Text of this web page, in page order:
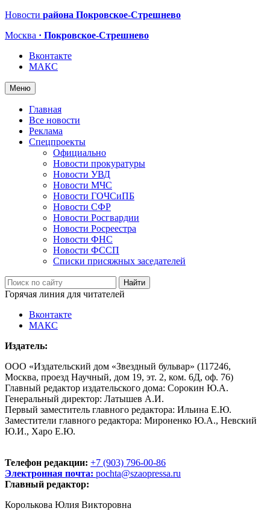
Новости района Покровское-Стрешнево
Москва · Покровское-Стрешнево
Вконтакте
МАКС
Меню
Главная
Все новости
Реклама
Спецпроекты
Официально
Новости прокуратуры
Новости УВД
Новости МЧС
Новости ГОЧСиПБ
Новости СФР
Новости Росгвардии
Новости Росреестра
Новости ФНС
Новости ФССП
Списки присяжных заседателей
Горячая линия для читателей
Вконтакте
МАКС
Издатель:
ООО «Издательский дом «Звездный бульвар» (117246,
Москва, проезд Научный, дом 19, эт. 2, ком. 6Д, оф. 76)
Главный редактор издательского дома: Сорокин Ю.А.
Генеральный директор: Латышев А.И.
Первый заместитель главного редактора: Ильина Е.Ю.
Заместители главного редактора: Мироненко Ю.А., Невский
Ю.И., Харо Е.Ю.
Телефон редакции: +7 (903) 796-00-86
Электронная почта: pochta@szaopressa.ru
Главный редактор:
Королькова Юлия Викторовна